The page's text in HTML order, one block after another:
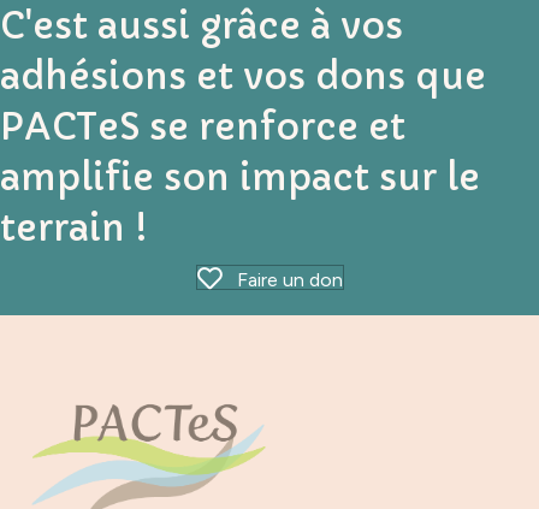
C'est aussi grâce à vos
adhésions et vos dons que
PACTeS se renforce et
amplifie son impact sur le
terrain !
Faire un don